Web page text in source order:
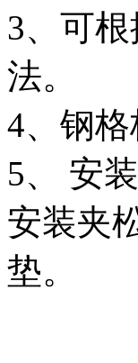
3、可
法。
4、钢
5、 安
安装夹
垫。